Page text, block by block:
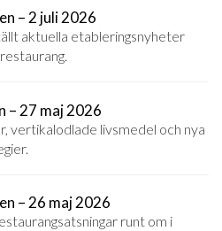
– 2 juli 2026
aktuella etableringsnyheter
– 27 maj 2026
vertikalodlade livsmedel och nya
– 26 maj 2026
runt om i